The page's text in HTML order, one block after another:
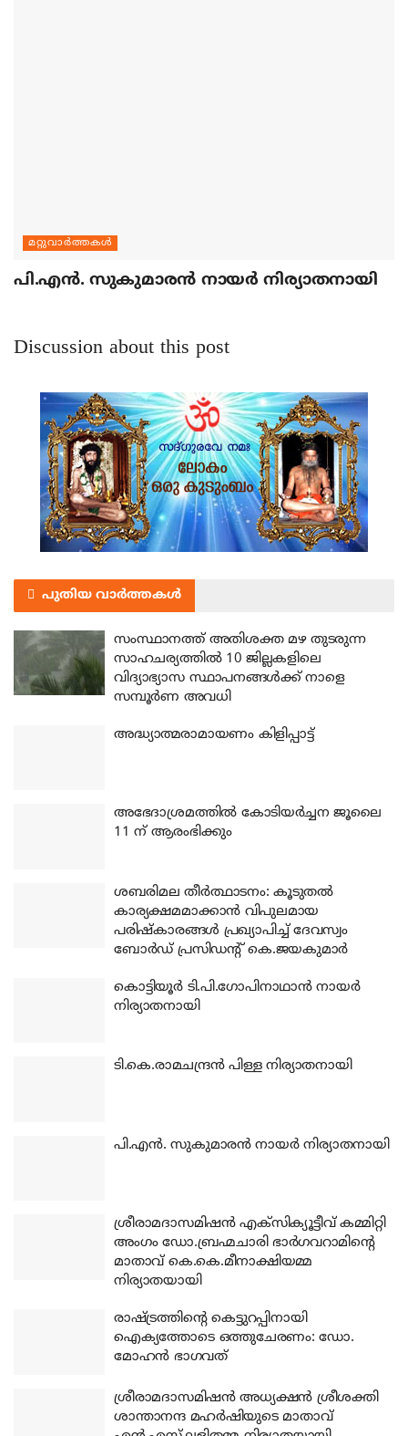
മറ്റുവാര്‍ത്തകള്‍
പി.എന്‍. സുകുമാരന്‍ നായര്‍ നിര്യാതനായി
Discussion about this post
പുതിയ വാർത്തകൾ
സംസ്ഥാനത്ത് അതിശക്ത മഴ തുടരുന്ന
സാഹചര്യത്തിൽ 10 ജില്ലകളിലെ
വിദ്യാഭ്യാസ സ്ഥാപനങ്ങൾക്ക് നാളെ
സമ്പൂർണ അവധി
അദ്ധ്യാത്മരാമായണം കിളിപ്പാട്ട്
അഭേദാശ്രമത്തില്‍ കോടിയര്‍ച്ചന ജൂലൈ
11 ന് ആരംഭിക്കും
ശബരിമല തീര്‍ത്ഥാടനം: കൂടുതല്‍
കാര്യക്ഷമമാക്കാന്‍ വിപുലമായ
പരിഷ്‌കാരങ്ങള്‍ പ്രഖ്യാപിച്ച് ദേവസ്വം
ബോര്‍ഡ് പ്രസിഡന്റ് കെ.ജയകുമാര്‍
കൊട്ടിയൂര്‍ ടി.പി.ഗോപിനാഥാന്‍ നായര്‍
നിര്യാതനായി
ടി.കെ.രാമചന്ദ്രന്‍ പിള്ള നിര്യാതനായി
പി.എന്‍. സുകുമാരന്‍ നായര്‍ നിര്യാതനായി
ശ്രീരാമദാസമിഷന്‍ എക്‌സിക്യൂട്ടീവ് കമ്മിറ്റി
അംഗം ഡോ.ബ്രഹ്മചാരി ഭാര്‍ഗവറാമിന്റെ
മാതാവ് കെ.കെ.മീനാക്ഷിയമ്മ
നിര്യാതയായി
രാഷ്ട്രത്തിന്റെ കെട്ടുറപ്പിനായി
ഐക്യത്തോടെ ഒത്തുചേരണം: ഡോ.
മോഹന്‍ ഭാഗവത്
ശ്രീരാമദാസമിഷന്‍ അധ്യക്ഷന്‍ ശ്രീശക്തി
ശാന്താനന്ദ മഹര്‍ഷിയുടെ മാതാവ്